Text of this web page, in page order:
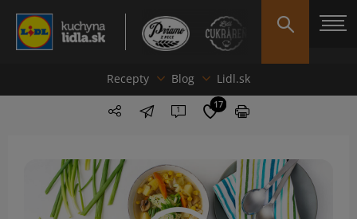
Recepty Blog Lidl.sk
1 17